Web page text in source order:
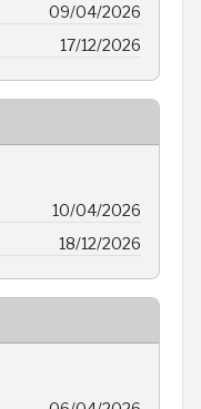
09/04/2026
17/12/2026
10/04/2026
18/12/2026